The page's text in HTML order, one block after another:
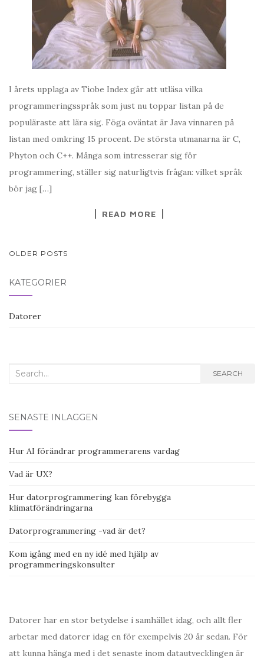
I årets upplaga av Tiobe Index går att utläsa vilka
programmeringsspråk som just nu toppar listan på de
populäraste att lära sig. Föga oväntat är Java vinnaren på
listan med omkring 15 procent. De största utmanarna är C,
Phyton och C++. Många som intresserar sig för
programmering, ställer sig naturligtvis frågan: vilket språk
bör jag […]
READ MORE
POSTS
OLDER POSTS
KATEGORIER
Datorer
Search
SEARCH
SENASTE INLÄGGEN
Hur AI förändrar programmerarens vardag
Vad är UX?
Hur datorprogrammering kan förebygga
klimatförändringarna
Datorprogrammering -vad är det?
Kom igång med en ny idé med hjälp av
programmeringskonsulter
Datorer har en stor betydelse i samhället idag, och allt fler
arbetar med datorer idag en för exempelvis 20 år sedan. För
att kunna hänga med i det senaste inom datautvecklingen är